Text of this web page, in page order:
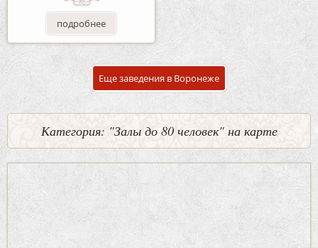
подробнее
Еще заведения в Воронеже
Категория: "Залы до 80 человек" на карте